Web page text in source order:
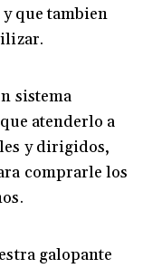
que tambien
sistema
atenderlo a
y dirigidos,
comprarle los
galopante